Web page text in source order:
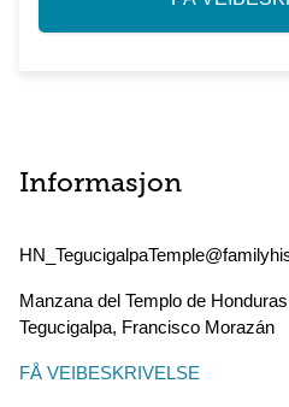
Informasjon
Manzana del Templo de Honduras
Tegucigalpa, Francisco Morazán
FÅ VEIBESKRIVELSE